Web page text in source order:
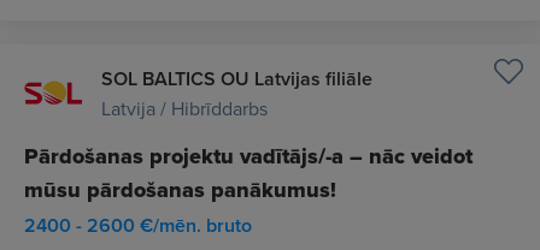
SOL BALTICS OU Latvijas filiāle
Latvija / Hibrīddarbs
Pārdošanas projektu vadītājs/-a – nāc veidot
mūsu pārdošanas panākumus!
2400 - 2600 €/mēn. bruto